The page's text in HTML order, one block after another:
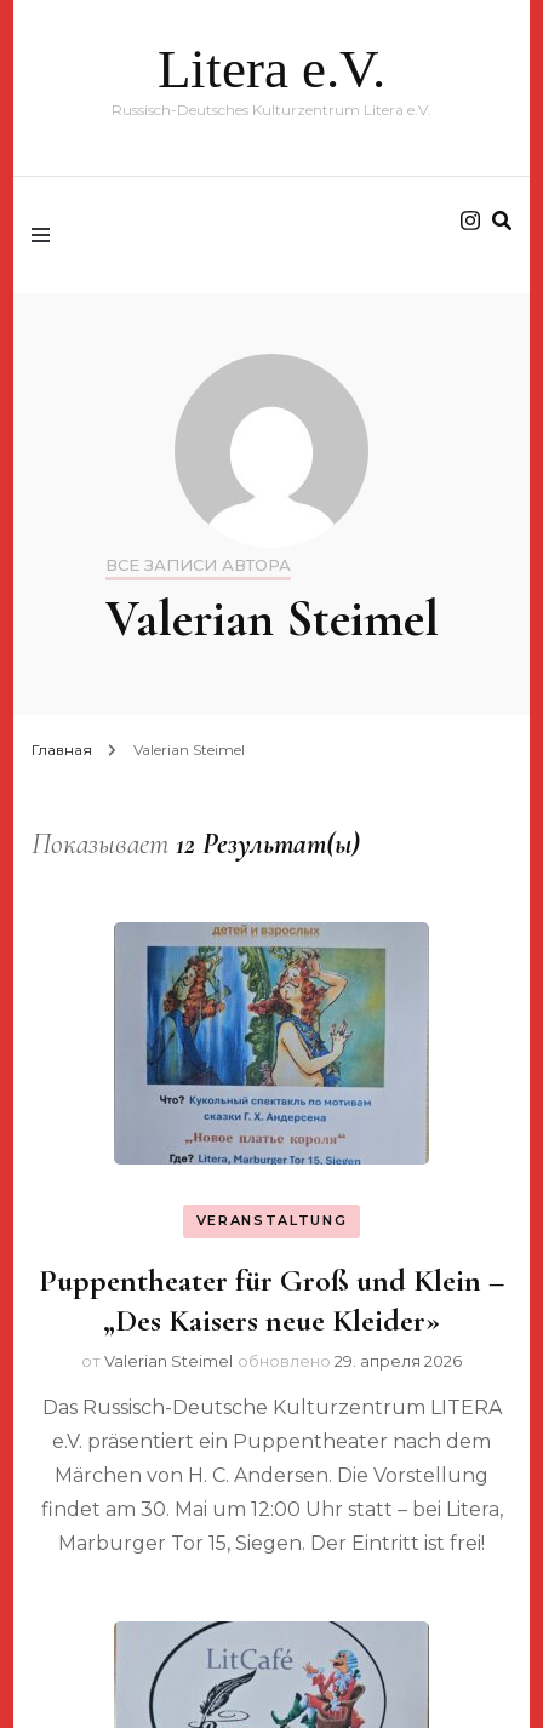
Litera e.V.
Russisch-Deutsches Kulturzentrum Litera e.V.
ВСЕ ЗАПИСИ АВТОРА
Valerian Steimel
Главная Valerian Steimel
Показывает12 Результат(ы)
VERANSTALTUNG
Puppentheater für Groß und Klein –
„Des Kaisers neue Kleider»
отValerian Steimel обновлено 29. апреля 2026
Das Russisch-Deutsche Kulturzentrum LITERA
e.V. präsentiert ein Puppentheater nach dem
Märchen von H. C. Andersen. Die Vorstellung
findet am 30. Mai um 12:00 Uhr statt – bei Litera,
Marburger Tor 15, Siegen. Der Eintritt ist frei!